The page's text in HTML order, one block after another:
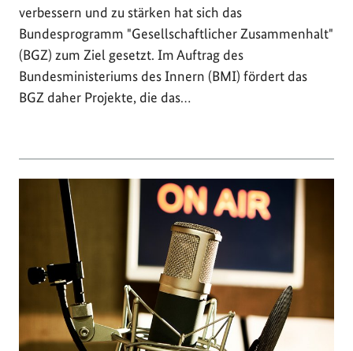
verbessern und zu stärken hat sich das
Bundesprogramm "Gesellschaftlicher Zusammenhalt"
(BGZ) zum Ziel gesetzt. Im Auftrag des
Bundesministeriums des Innern (BMI) fördert das
BGZ daher Projekte, die das…